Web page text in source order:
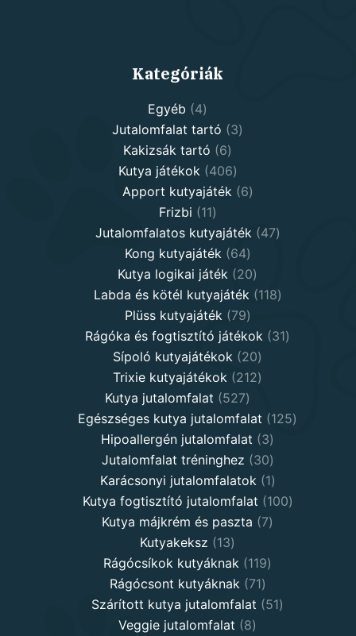
Kategóriák
Egyéb 44
products
Jutalomfalat tartó 33
Kakizsák tartó 66
products
Kutya játékok 406406
products
Apport kutyajáték 66
Frizbi 1111
products
Jutalomfalatos kutyajáték 4747
Kong kutyajáték 6464
products
Kutya logikai játék 2020
products
Labda és kötél kutyajáték 118118
Plüss kutyajáték 7979
products
Rágóka és fogtisztító játékok 3131
Sípoló kutyajátékok 2020
products
Trixie kutyajátékok 212212
Kutya jutalomfalat 527527
products
Egészséges kutya jutalomfalat 125125
Hipoallergén jutalomfalat 33
products
Jutalomfalat tréninghez 3030
products
Karácsonyi jutalomfalatok 11
product
Kutya fogtisztító jutalomfalat 100100
Kutya májkrém és paszta 77
Kutyakeksz 1313
products
Rágócsíkok kutyáknak 119119
Rágócsont kutyáknak 7171
products
Szárított kutya jutalomfalat 5151
Veggie jutalomfalat 88